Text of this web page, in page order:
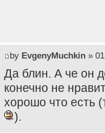
by EvgenyMuchkin» 01
Да блин. А че он
конечно не
хорошо что есть
).